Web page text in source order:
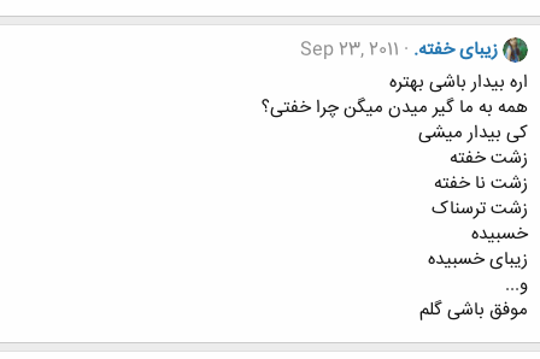
زیبای خفته. Sep 23, 2011
اره بیدار باشی بهتره
همه به ما گیر میدن میگن چرا خفتی؟
کی بیدار میشی
زشت خفته
زشت نا خفته
زشت ترسناک
خسبیده
زیبای خسبیده
و...
موفق باشی گلم